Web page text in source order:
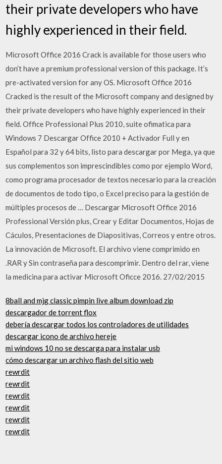
their private developers who have
highly experienced in their field.
Microsoft Office 2016 Crack is available for those users who
don’t have a premium professional version of this package. It’s
pre-activated version for any OS. Microsoft Office 2016
Cracked is the result of the Microsoft company and designed by
their private developers who have highly experienced in their
field. Office Professional Plus 2010, suite ofimatica para
Windows 7 Descargar Office 2010 + Activador Full y en
Español para 32 y 64 bits, listo para descargar por Mega, ya que
sus complementos son imprescindibles como por ejemplo Word,
como programa procesador de textos necesario para la creación
de documentos de todo tipo, o Excel preciso para la gestión de
múltiples procesos de … Descargar Microsoft Office 2016
Professional Versión plus, Crear y Editar Documentos, Hojas de
Cáculos, Presentaciones de Diapositivas, Correos y entre otros.
La innovación de Microsoft. El archivo viene comprimido en
.RAR y Sin contraseña para descomprimir. Dentro del rar, viene
la medicina para activar Microsoft Oficce 2016. 27/02/2015
8ball and mjg classic pimpin live album download zip
descargador de torrent flox
debería descargar todos los controladores de utilidades
descargar icono de archivo hereje
mi windows 10 no se descarga para instalar usb
cómo descargar un archivo flash del sitio web
rewrdit
rewrdit
rewrdit
rewrdit
rewrdit
rewrdit